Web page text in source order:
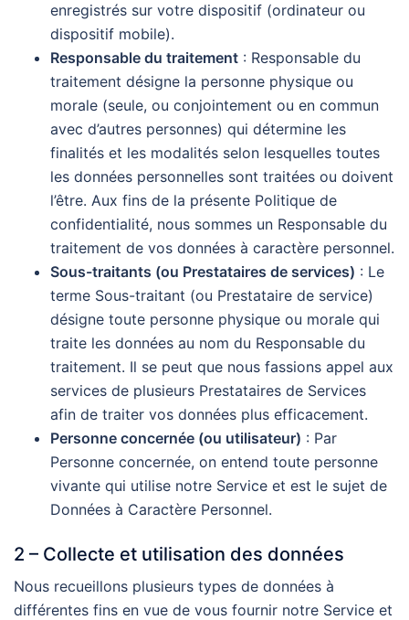
enregistrés sur votre dispositif (ordinateur ou
dispositif mobile).
Responsable du traitement : Responsable du
traitement désigne la personne physique ou
morale (seule, ou conjointement ou en commun
avec d’autres personnes) qui détermine les
finalités et les modalités selon lesquelles toutes
les données personnelles sont traitées ou doivent
l’être. Aux fins de la présente Politique de
confidentialité, nous sommes un Responsable du
traitement de vos données à caractère personnel.
Sous-traitants (ou Prestataires de services) : Le
terme Sous-traitant (ou Prestataire de service)
désigne toute personne physique ou morale qui
traite les données au nom du Responsable du
traitement. Il se peut que nous fassions appel aux
services de plusieurs Prestataires de Services
afin de traiter vos données plus efficacement.
Personne concernée (ou utilisateur) : Par
Personne concernée, on entend toute personne
vivante qui utilise notre Service et est le sujet de
Données à Caractère Personnel.
2 – Collecte et utilisation des données
Nous recueillons plusieurs types de données à
différentes fins en vue de vous fournir notre Service et